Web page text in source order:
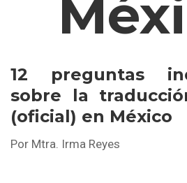
12 preguntas
sobre la
(oficial) en México
Por Mtra. Irma Reyes